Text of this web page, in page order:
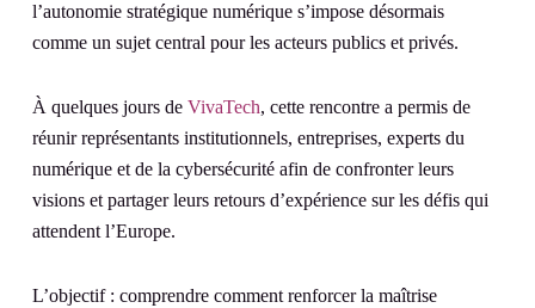
l’autonomie stratégique numérique s’impose désormais
comme un sujet central pour les acteurs publics et privés.
À quelques jours de VivaTech, cette rencontre a permis de
réunir représentants institutionnels, entreprises, experts du
numérique et de la cybersécurité afin de confronter leurs
visions et partager leurs retours d’expérience sur les défis qui
attendent l’Europe.
L’objectif : comprendre comment renforcer la maîtrise